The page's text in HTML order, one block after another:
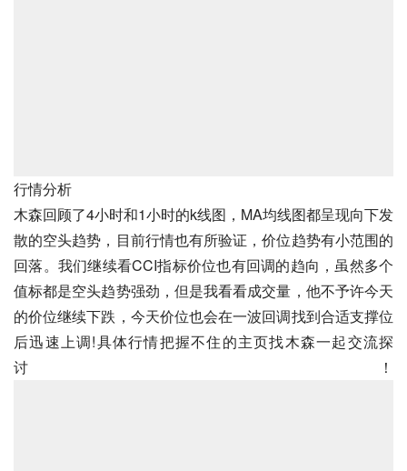
行情分析
木森回顾了4小时和1小时的k线图，MA均线图都呈现向下发
散的空头趋势，目前行情也有所验证，价位趋势有小范围的
回落。我们继续看CCI指标价位也有回调的趋向，虽然多个
值标都是空头趋势强劲，但是我看看成交量，他不予许今天
的价位继续下跌，今天价位也会在一波回调找到合适支撑位
后迅速上调!具体行情把握不住的主页找木森一起交流探
讨！